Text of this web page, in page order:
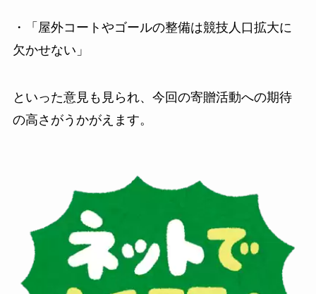
・「屋外コートやゴールの整備は競技人口拡大に
欠かせない」
といった意見も見られ、今回の寄贈活動への期待
の高さがうかがえます。